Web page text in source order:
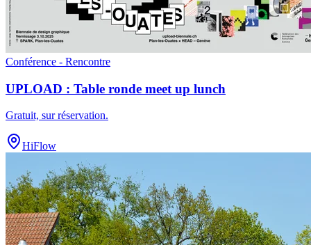
Conférence - Rencontre
UPLOAD : Table ronde meet up lunch
Gratuit, sur réservation.
HiFlow